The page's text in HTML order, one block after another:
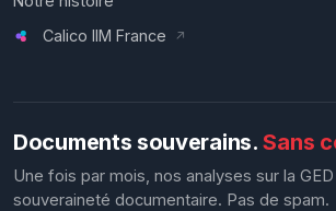
Calico IIM France
↗
Documents souverains.Sans
Une fois par mois, nos analyses sur la
souveraineté documentaire. Pas de spam.